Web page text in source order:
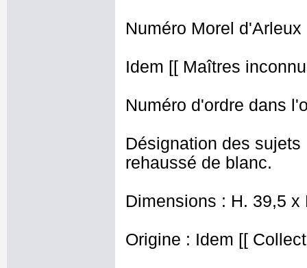
Numéro Morel d'Arleux
Idem [[ Maîtres
Numéro d'ordre dans
Désignation des
rehaussé de blanc.
Dimensions : H. 39,5 x
Origine : Idem [[